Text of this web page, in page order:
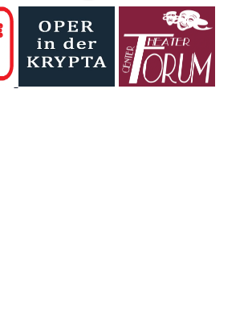
nicht, dass es
einen Birnbaum
gibt.